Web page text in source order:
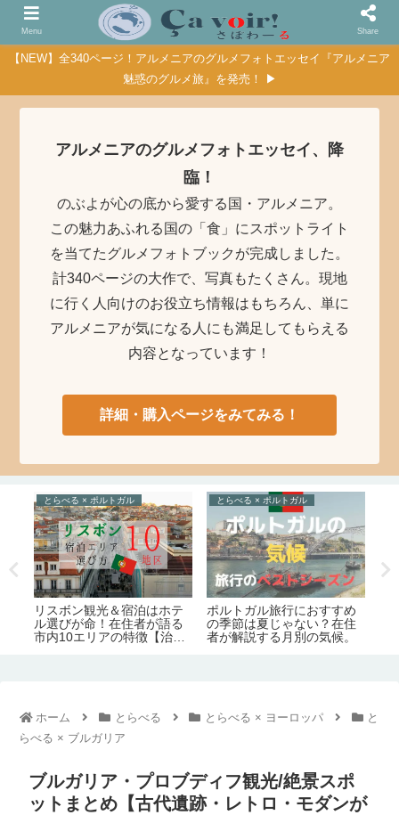
【NEW】全340ページ！アルメニアのグルメフォトエッセイ『アルメニア
魅惑のグルメ旅』を発売！ ▶
アルメニアのグルメフォトエッセイ、降
臨！
のぶよが心の底から愛する国・アルメニア。
この魅力あふれる国の「食」にスポットライト
を当てたグルメフォトブックが完成しました。
計340ページの大作で、写真もたくさん。現地
に行く人向けのお役立ち情報はもちろん、単に
アルメニアが気になる人にも満足してもらえる
内容となっています！
詳細・購入ページをみてみる！
とらべる × ジョージア
ジョージアの観光スポット
180ヶ所ぜんぶ見せ【14の
エリア別｜定番から穴場ま
たべる × 東欧
様々な食文化の融合！絶品
のルーマニア名物料理14品
【絶対ハマる！】
ホーム とらべる とらべる × ヨーロッパ
と
らべる × ブルガリア
ブルガリア・プロブディフ観光/絶景スポ
ットまとめ【古代遺跡・レトロ・モダンが
Menu Share